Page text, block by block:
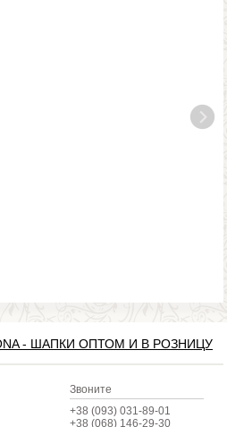
- ШАПКИ ОПТОМ И В РОЗНИЦУ
Звоните
+38 (093) 031-89-01
+38 (068) 146-29-30